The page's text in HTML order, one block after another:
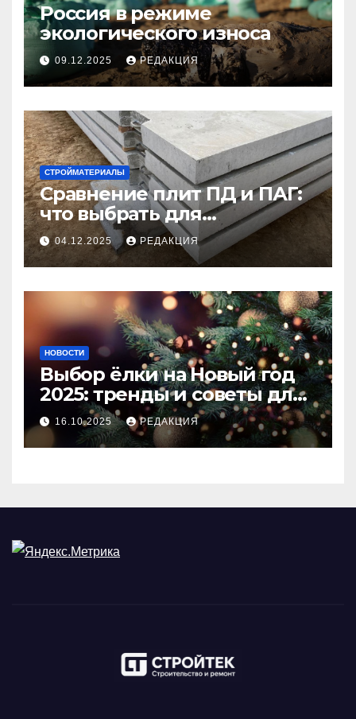
Россия в режиме
экологического износа
09.12.2025 РЕДАКЦИЯ
СТРОЙМАТЕРИАЛЫ
Сравнение плит ПД и ПАГ:
что выбрать для
долговечного и прочного
покрытия
04.12.2025 РЕДАКЦИЯ
НОВОСТИ
Выбор ёлки на Новый год
2025: тренды и советы для
идеального праздника
16.10.2025 РЕДАКЦИЯ